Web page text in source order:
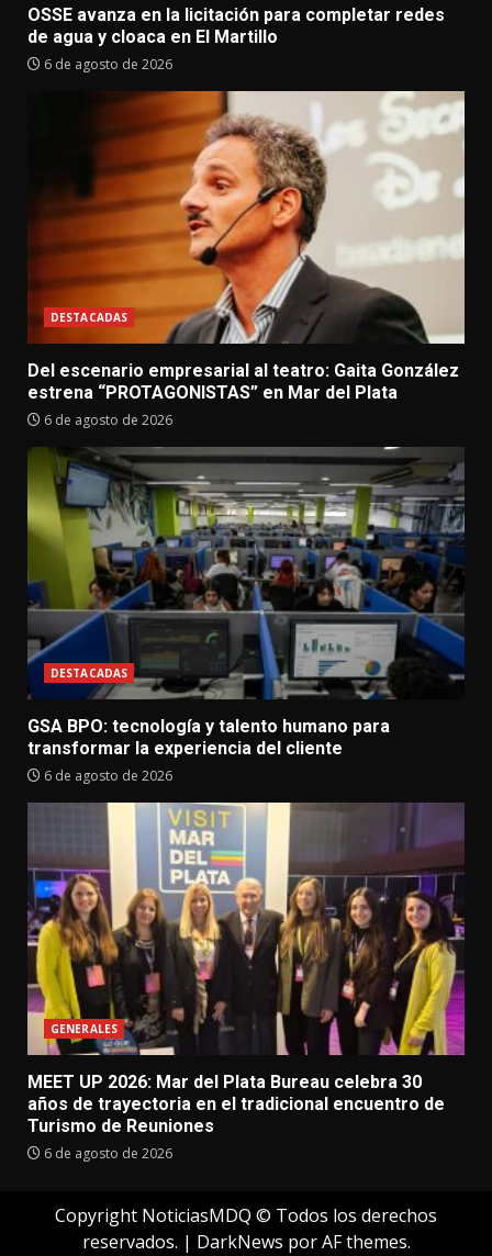
OSSE avanza en la licitación para completar redes
de agua y cloaca en El Martillo
6 de agosto de 2026
DESTACADAS
Del escenario empresarial al teatro: Gaita González
estrena “PROTAGONISTAS” en Mar del Plata
6 de agosto de 2026
DESTACADAS
GSA BPO: tecnología y talento humano para
transformar la experiencia del cliente
6 de agosto de 2026
GENERALES
MEET UP 2026: Mar del Plata Bureau celebra 30
años de trayectoria en el tradicional encuentro de
Turismo de Reuniones
6 de agosto de 2026
Copyright NoticiasMDQ © Todos los derechos
reservados. | DarkNews por AF themes.